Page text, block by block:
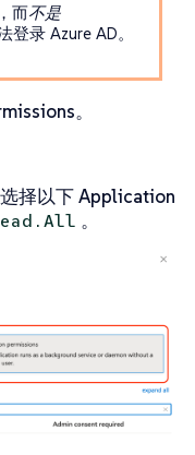
而不是
录 Azure AD。
。
择以下Application
。